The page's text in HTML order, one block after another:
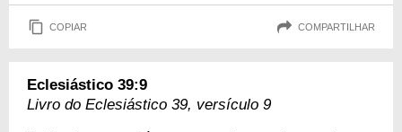
COPIAR COMPARTILHAR
Eclesiástico 39:9
Livro do Eclesiástico 39, versículo 9